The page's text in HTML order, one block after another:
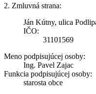
2. Zmluvná strana:
Ján Kútny, ulica
IČO:
31101569
Meno podpisujúcej osoby:
Ing. Pavel Zajac
Funkcia podpisujúcej osoby:
starosta obce